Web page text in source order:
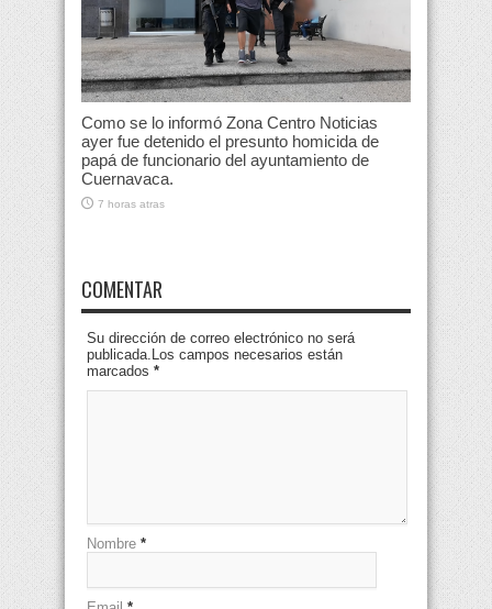
Como se lo informó Zona Centro Noticias
ayer fue detenido el presunto homicida de
papá de funcionario del ayuntamiento de
Cuernavaca.
7 horas atras
COMENTAR
Su dirección de correo electrónico no será
publicada.Los campos necesarios están
marcados *
Nombre *